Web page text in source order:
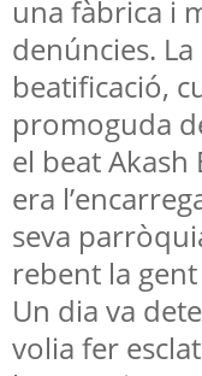
una fàbrica i
denúncies.
beatificació,
promoguda
el beat Akash
era
seva
rebent la
Un dia va
volia fer